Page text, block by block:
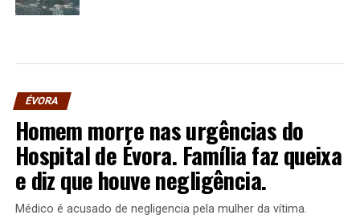
ÉVORA
Homem morre nas urgências do
Hospital de Évora. Família faz queixa
e diz que houve negligência.
Médico é acusado de negligencia pela mulher da vítima.